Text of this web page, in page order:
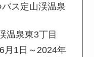
ス定山渓温泉
温泉東3丁目
月1日～2024年